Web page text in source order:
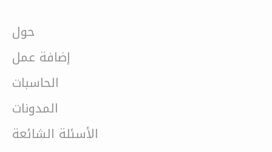
حول
إضافة عمل
الحاسبات
المدونات
الأسئلة الشائعة